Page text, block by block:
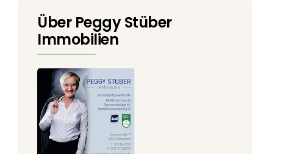
Über Peggy Stüber
Immobilien